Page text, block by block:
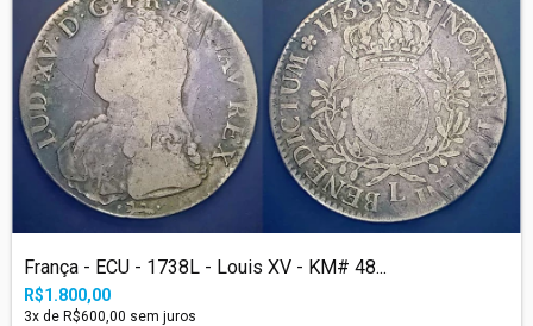
França - ECU - 1738L - Louis XV - KM# 48...
R$1.800,00
3x de R$600,00 sem juros